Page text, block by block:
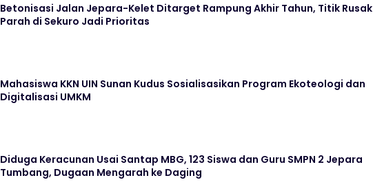
Betonisasi Jalan Jepara-Kelet Ditarget Rampung Akhir Tahun, Titik Rusak
Parah di Sekuro Jadi Prioritas
Mahasiswa KKN UIN Sunan Kudus Sosialisasikan Program Ekoteologi dan
Digitalisasi UMKM
Diduga Keracunan Usai Santap MBG, 123 Siswa dan Guru SMPN 2 Jepara
Tumbang, Dugaan Mengarah ke Daging